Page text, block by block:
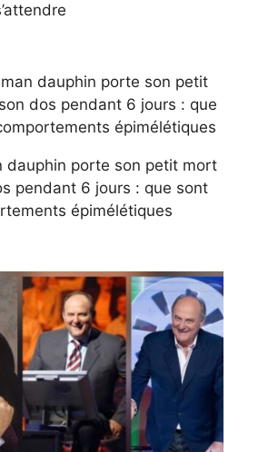
dauphin porte son petit mort
pendant 6 jours : que sont
épimélétiques